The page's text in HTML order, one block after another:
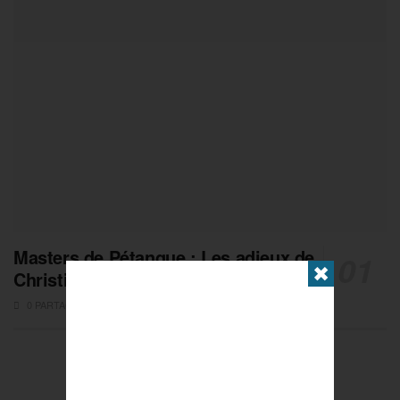
Masters de Pétanque : Les adieux de
Christian Fazzino
✖